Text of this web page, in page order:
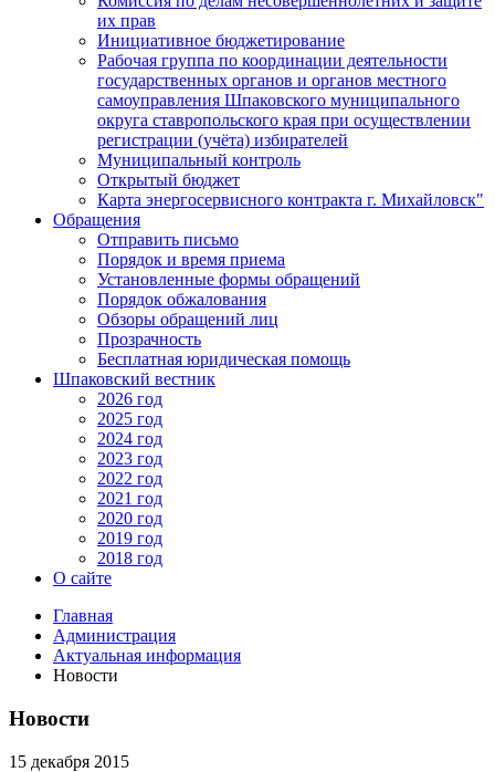
их прав
Инициативное бюджетирование
Рабочая группа по координации деятельности
государственных органов и органов местного
самоуправления Шпаковского муниципального
округа ставропольского края при осуществлении
регистрации (учёта) избирателей
Муниципальный контроль
Открытый бюджет
Карта энергосервисного контракта г. Михайловск"
Обращения
Отправить письмо
Порядок и время приема
Установленные формы обращений
Порядок обжалования
Обзоры обращений лиц
Прозрачность
Бесплатная юридическая помощь
Шпаковский вестник
2026 год
2025 год
2024 год
2023 год
2022 год
2021 год
2020 год
2019 год
2018 год
О сайте
Главная
Администрация
Актуальная информация
Новости
Новости
15 декабря 2015